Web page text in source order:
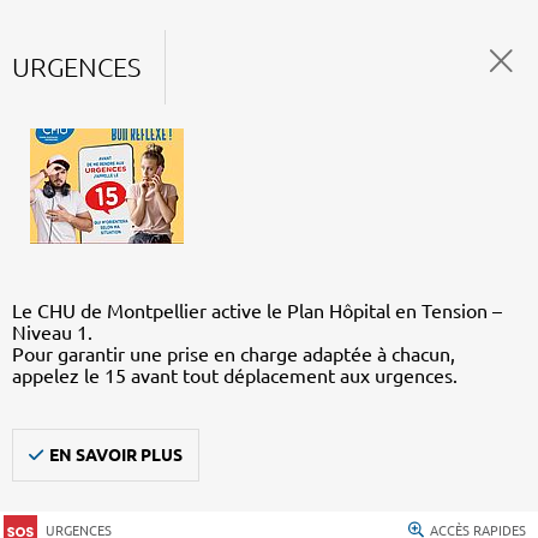
URGENCES
Le CHU de Montpellier active le Plan Hôpital en Tension –
Niveau 1.
Pour garantir une prise en charge adaptée à chacun,
appelez le 15 avant tout déplacement aux urgences.
EN SAVOIR PLUS
URGENCES ACCÈS RAPIDES